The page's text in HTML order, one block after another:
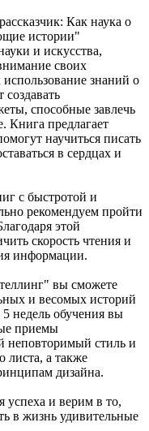
Как наука о
истории"
и искусства,
своих
знаний о
создавать
способные завлечь
Книга предлагает
научиться писать
в сердцах и
с быстротой и
рекомендуем пройти
этой
скорость чтения и
информации.
вы сможете
и весомых историй
5 недель обучения вы
приемы
неповторимый стиль и
листа, а также
дизайна.
и верим в то,
в жизнь удивительные